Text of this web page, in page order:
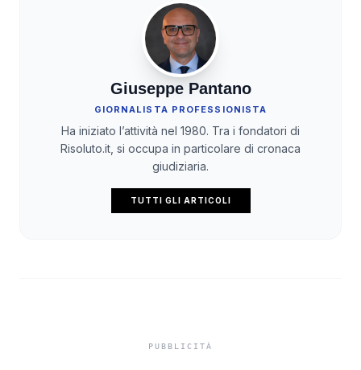
Giuseppe Pantano
GIORNALISTA PROFESSIONISTA
Ha iniziato l’attività nel 1980. Tra i fondatori di
Risoluto.it, si occupa in particolare di cronaca
giudiziaria.
TUTTI GLI ARTICOLI